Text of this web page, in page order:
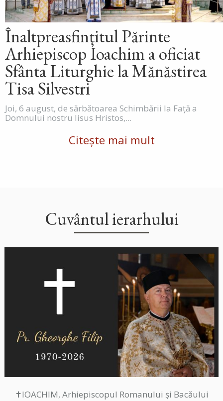
Înaltpreasfințitul Părinte
Arhiepiscop Ioachim a oficiat
Sfânta Liturghie la Mănăstirea
Tisa Silvestri
Joi, 6 august, de sărbătoarea Schimbării la Față a
Domnului nostru Iisus Hristos,...
Citește mai mult
Cuvântul ierarhului
✝IOACHIM, Arhiepiscopul Romanului și Bacăului